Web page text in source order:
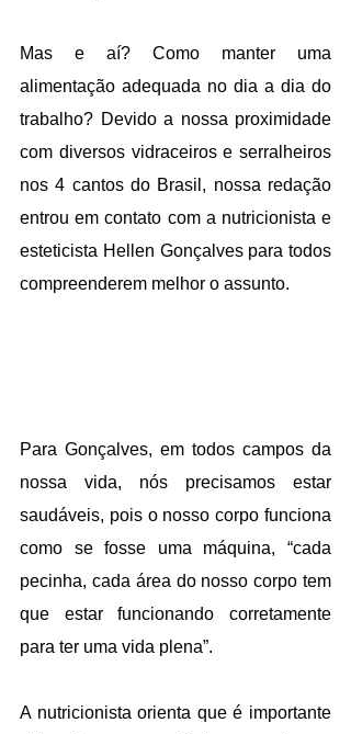
Mas e aí? Como manter uma
alimentação adequada no dia a dia do
trabalho? Devido a nossa proximidade
com diversos vidraceiros e serralheiros
nos 4 cantos do Brasil, nossa redação
entrou em contato com a nutricionista e
esteticista Hellen Gonçalves para todos
compreenderem melhor o assunto.
Para Gonçalves, em todos campos da
nossa vida, nós precisamos estar
saudáveis, pois o nosso corpo funciona
como se fosse uma máquina, “cada
pecinha, cada área do nosso corpo tem
que estar funcionando corretamente
para ter uma vida plena”.
A nutricionista orienta que é importante